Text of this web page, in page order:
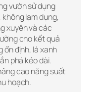
vườn sử dụng
lạm dụng,
xuyên và các
cho kết quả
ổn định, lá xanh
phá kéo dài.
cao năng suất
hoạch.